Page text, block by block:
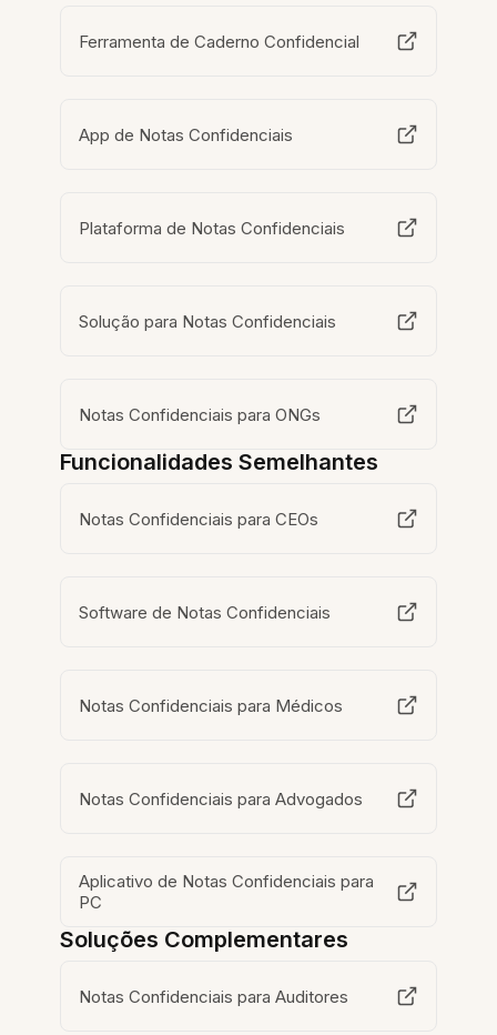
Ferramenta de Caderno Confidencial
App de Notas Confidenciais
Plataforma de Notas Confidenciais
Solução para Notas Confidenciais
Notas Confidenciais para ONGs
Funcionalidades Semelhantes
Notas Confidenciais para CEOs
Software de Notas Confidenciais
Notas Confidenciais para Médicos
Notas Confidenciais para Advogados
Aplicativo de Notas Confidenciais para
PC
Soluções Complementares
Notas Confidenciais para Auditores